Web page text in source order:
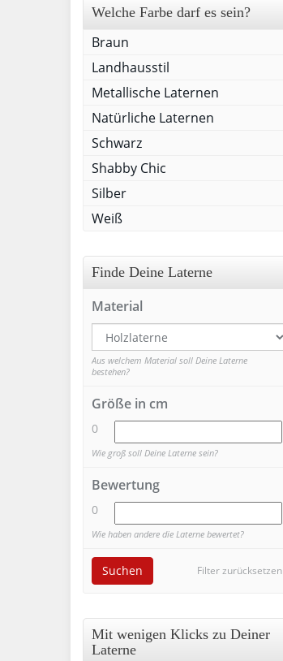
Welche Farbe darf es sein?
Braun
Landhausstil
Metallische Laternen
Natürliche Laternen
Schwarz
Shabby Chic
Silber
Weiß
Finde Deine Laterne
Material
Aus welchem Material soll Deine Laterne
bestehen?
Größe in cm
0
Wie groß soll Deine Laterne sein?
Bewertung
0
Wie haben andere die Laterne bewertet?
Filter zurücksetzen
Suchen
Mit wenigen Klicks zu Deiner
Laterne